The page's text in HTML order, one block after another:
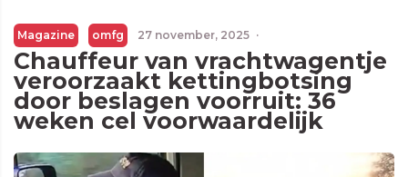
Magazine omfg 27 november, 2025 ·
Chauffeur van vrachtwagentje
veroorzaakt kettingbotsing
door beslagen voorruit: 36
weken cel voorwaardelijk